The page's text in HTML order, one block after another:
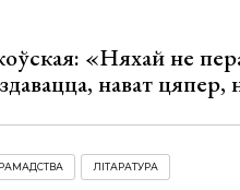
«Няхай не
нават цяпер,
ЛІТАРАТУРА